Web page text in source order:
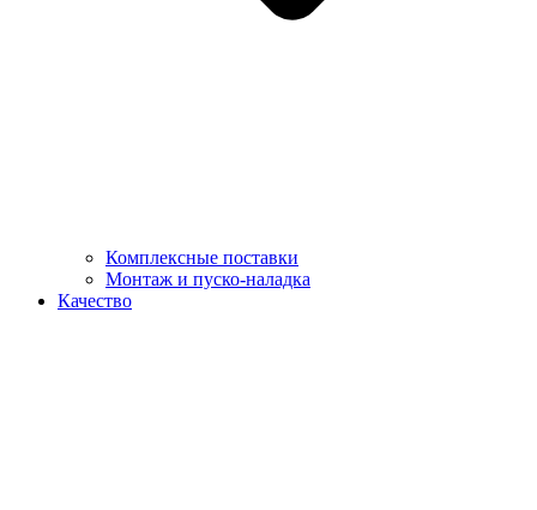
Комплексные поставки
Монтаж и пуско-наладка
Качество